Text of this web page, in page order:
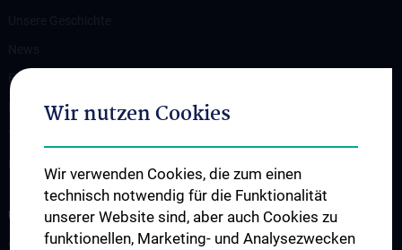
Events
Publikationen
UNSERE ABTEILUNGEN
Abteilung für Medikamenten- und Medizinproduktetestung
Wir nutzen Cookies
Wir verwenden Cookies, die zum einen
technisch notwendig für die Funktionalität
unserer Website sind, aber auch Cookies zu
funktionellen, Marketing- und Analysezwecken